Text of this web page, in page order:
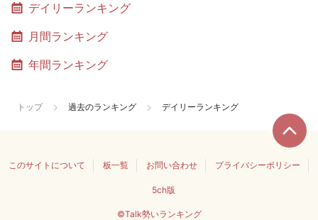
デイリーランキング
月間ランキング
年間ランキング
トップ 過去のランキング デイリーランキング
このサイトについて 板一覧 お問い合わせ プライバシーポリシー
5ch版
©Talk勢いランキング